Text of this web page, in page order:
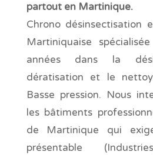
partout en Martinique.
Chrono désinsectisation
Martiniquaise
années dans la
dératisation et le
Basse pression. Nous
les bâtiments
de Martinique qui
présentable